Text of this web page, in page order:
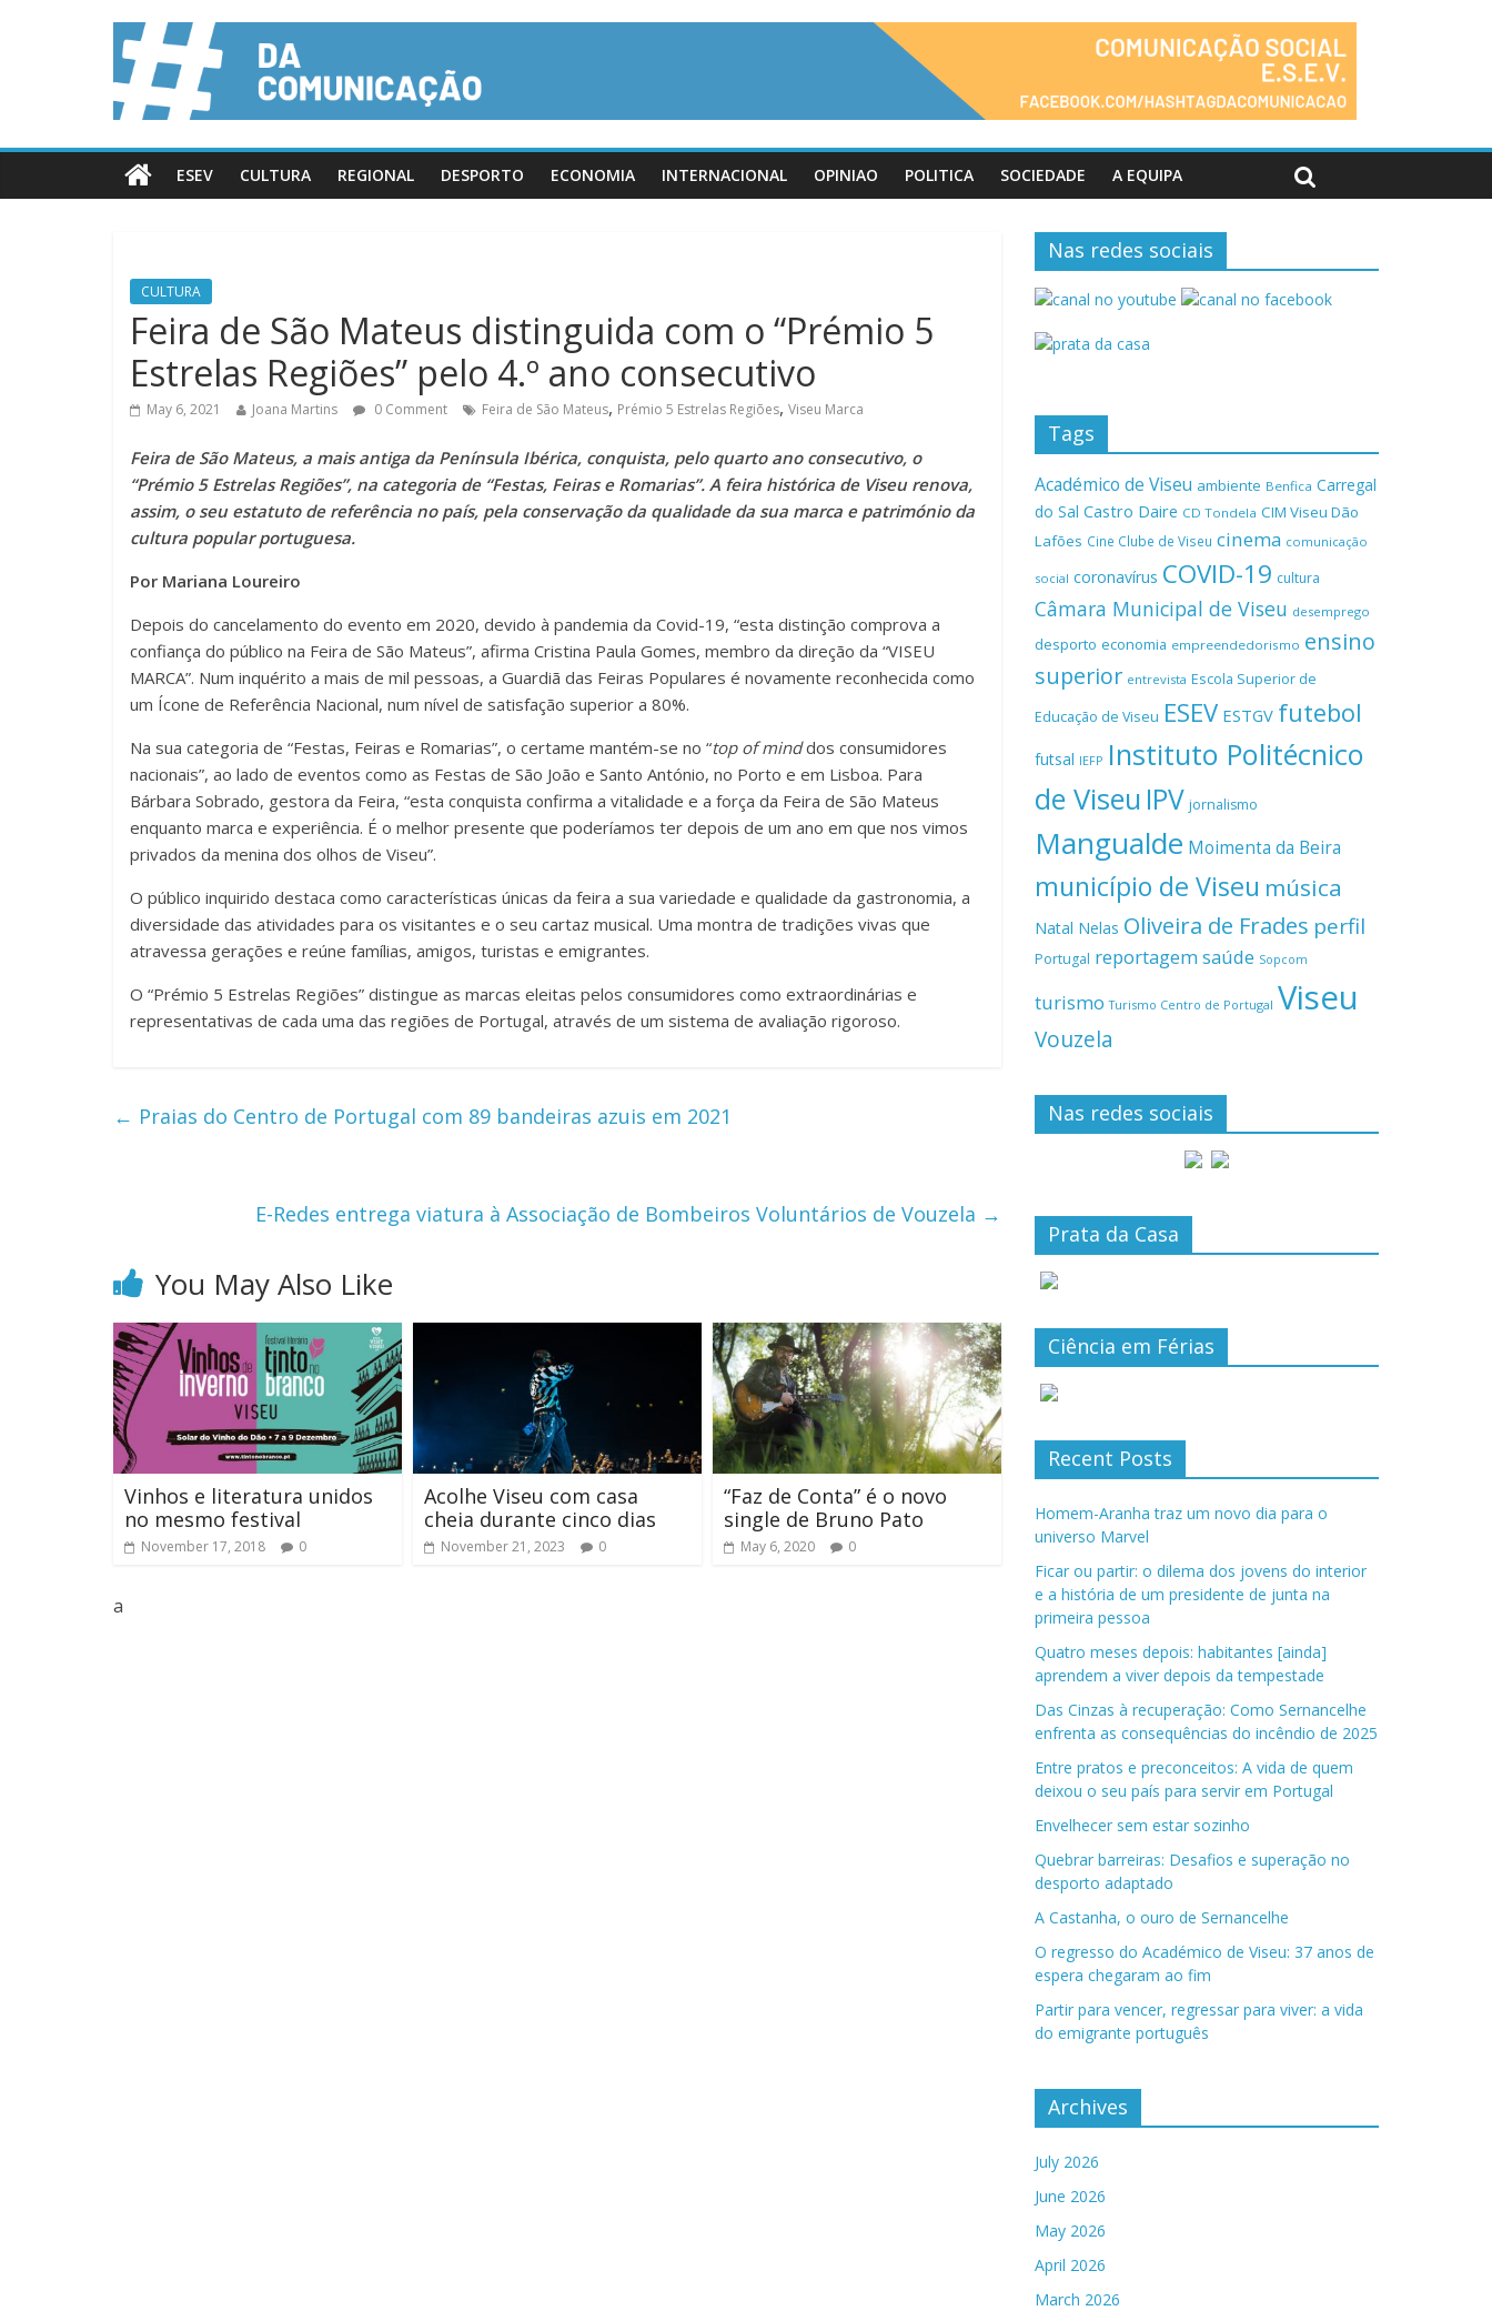
ESEV CULTURA REGIONAL DESPORTO ECONOMIA INTERNACIONAL OPINIAO POLITICA SOCIEDADE A EQUIPA
CULTURA
Feira de São Mateus distinguida com o “Prémio 5
Estrelas Regiões” pelo 4.º ano consecutivo
May 6, 2021 Joana Martins 0 Comment Feira de São Mateus, Prémio 5 Estrelas Regiões, Viseu Marca
Feira de São Mateus, a mais antiga da Península Ibérica, conquista, pelo quarto ano consecutivo, o
“Prémio 5 Estrelas Regiões”, na categoria de “Festas, Feiras e Romarias”. A feira histórica de Viseu renova,
assim, o seu estatuto de referência no país, pela conservação da qualidade da sua marca e património da
cultura popular portuguesa.
Por Mariana Loureiro
Depois do cancelamento do evento em 2020, devido à pandemia da Covid-19, “esta distinção comprova a
confiança do público na Feira de São Mateus”, afirma Cristina Paula Gomes, membro da direção da “VISEU
MARCA”. Num inquérito a mais de mil pessoas, a Guardiã das Feiras Populares é novamente reconhecida como
um Ícone de Referência Nacional, num nível de satisfação superior a 80%.
Na sua categoria de “Festas, Feiras e Romarias”, o certame mantém-se no “top of minddos consumidores
nacionais”, ao lado de eventos como as Festas de São João e Santo António, no Porto e em Lisboa. Para
Bárbara Sobrado, gestora da Feira, “esta conquista confirma a vitalidade e a força da Feira de São Mateus
enquanto marca e experiência. É o melhor presente que poderíamos ter depois de um ano em que nos vimos
privados da menina dos olhos de Viseu”.
O público inquirido destaca como características únicas da feira a sua variedade e qualidade da gastronomia, a
diversidade das atividades para os visitantes e o seu cartaz musical. Uma montra de tradições vivas que
atravessa gerações e reúne famílias, amigos, turistas e emigrantes.
O “Prémio 5 Estrelas Regiões” distingue as marcas eleitas pelos consumidores como extraordinárias e
representativas de cada uma das regiões de Portugal, através de um sistema de avaliação rigoroso.
← Praias do Centro de Portugal com 89 bandeiras azuis em 2021
E-Redes entrega viatura à Associação de Bombeiros Voluntários de Vouzela →
You May Also Like
Vinhos e literatura unidos
no mesmo festival
November 17, 2018 0
Acolhe Viseu com casa
cheia durante cinco dias
November 21, 2023 0
“Faz de Conta” é o novo
single de Bruno Pato
May 6, 2020 0
a
Nas redes sociais
Tags
Académico de Viseu ambiente Benfica Carregal
do Sal Castro Daire CD Tondela CIM Viseu Dão
Lafões Cine Clube de Viseu cinema comunicação
social coronavírus COVID-19 cultura
Câmara Municipal de Viseu desemprego
desporto economia empreendedorismo ensino
superior entrevista Escola Superior de
Educação de Viseu ESEV ESTGV futebol
futsal IEFP Instituto Politécnico
de Viseu IPV jornalismo
Mangualde Moimenta da Beira
município de Viseu música
Natal Nelas Oliveira de Frades perfil
Portugal reportagemsaúde Sopcom
turismo Turismo Centro de Portugal Viseu
Vouzela
Nas redes sociais
Prata da Casa
Ciência em Férias
Recent Posts
Homem-Aranha traz um novo dia para o
universo Marvel
Ficar ou partir: o dilema dos jovens do interior
e a história de um presidente de junta na
primeira pessoa
Quatro meses depois: habitantes [ainda]
aprendem a viver depois da tempestade
Das Cinzas à recuperação: Como Sernancelhe
enfrenta as consequências do incêndio de 2025
Entre pratos e preconceitos: A vida de quem
deixou o seu país para servir em Portugal
Envelhecer sem estar sozinho
Quebrar barreiras: Desafios e superação no
desporto adaptado
A Castanha, o ouro de Sernancelhe
O regresso do Académico de Viseu: 37 anos de
espera chegaram ao fim
Partir para vencer, regressar para viver: a vida
do emigrante português
Archives
July 2026
June 2026
May 2026
April 2026
March 2026